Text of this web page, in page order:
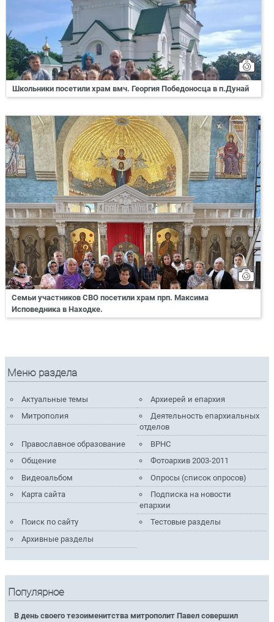
Школьники посетили храм вмч. Георгия Победоносца в п.Дунай
Семьи участников СВО посетили храм прп. Максима
Исповедника в Находке.
Меню раздела
Актуальные темы
Архиерей и епархия
Митрополия
Деятельность епархиальных
отделов
Православное образование
ВРНС
Общение
Фотоархив 2003-2011
Видеоальбом
Опросы (список опросов)
Карта сайта
Подписка на новости
епархии
Поиск по сайту
Тестовые разделы
Архивные разделы
Популярное
В день своего тезоименитства митрополит Павел совершил